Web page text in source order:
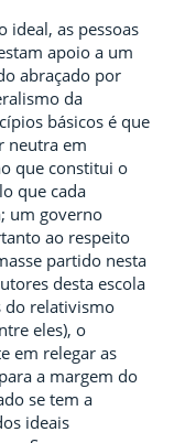
ideal, as pessoas
apoio a um
abraçado por
da
básicos é que
neutra em
que constitui o
que cada
um governo
ao respeito
partido nesta
desta escola
do relativismo
eles), o
em relegar as
a margem do
se tem a
ideais